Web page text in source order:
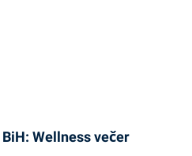
Wellness večer